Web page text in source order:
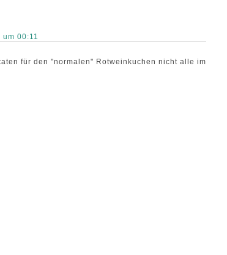
00:11
für den "normalen" Rotweinkuchen nicht alle im